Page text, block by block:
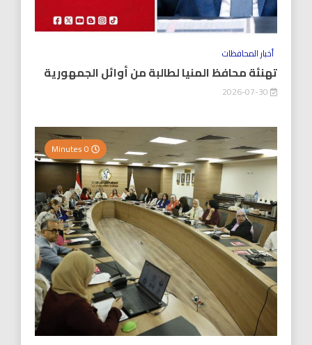
أخبار المحافظات
تهنئة محافظ المنيا لطالبة من أوائل الجمهورية